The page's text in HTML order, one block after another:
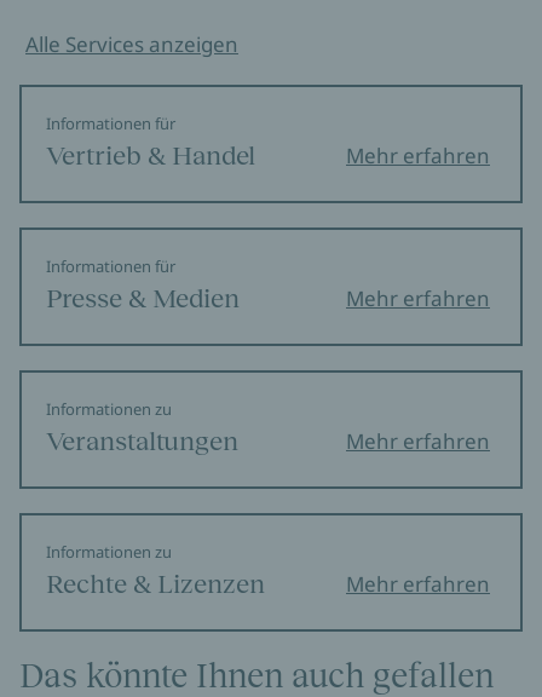
Alle Services anzeigen
Informationen für
Vertrieb & Handel Mehr erfahren
Informationen für
Presse & Medien Mehr erfahren
Informationen zu
Veranstaltungen Mehr erfahren
Informationen zu
Rechte & Lizenzen Mehr erfahren
Das könnte Ihnen auch gefallen